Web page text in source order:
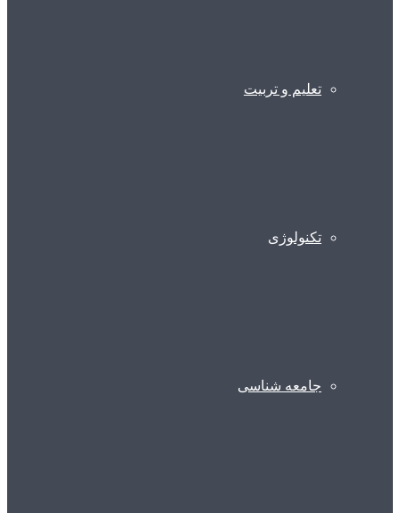
تعلیم و تربیت
تکنولوژی
جامعه شناسی